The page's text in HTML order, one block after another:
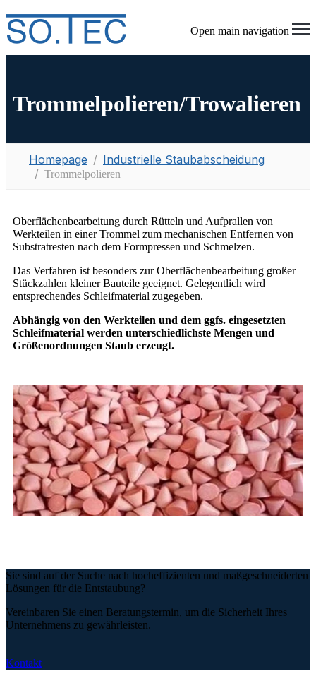
Open main navigation
Trommelpolieren/Trowalieren
Homepage Industrielle Staubabscheidung
Trommelpolieren
Oberflächenbearbeitung durch Rütteln und Aufprallen von
Werkteilen in einer Trommel zum mechanischen Entfernen von
Substratresten nach dem Formpressen und Schmelzen.
Das Verfahren ist besonders zur Oberflächenbearbeitung großer
Stückzahlen kleiner Bauteile geeignet. Gelegentlich wird
entsprechendes Schleifmaterial zugegeben.
Abhängig von den Werkteilen und dem ggfs. eingesetzten
Schleifmaterial werden unterschiedlichste Mengen und
Größenordnungen Staub erzeugt.
Sie sind auf der Suche nach hocheffizienten und maßgeschneiderten
Lösungen für die Entstaubung?
Vereinbaren Sie einen Beratungstermin, um die Sicherheit Ihres
Unternehmens zu gewährleisten.
Kontakt